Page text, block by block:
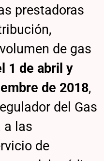
prestadoras
de gas
1 de abril y
de 2018,
del Gas
a las
de